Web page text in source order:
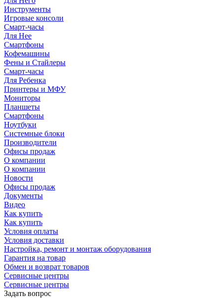
Инструменты
Игровые консоли
Смарт-часы
Для Нее
Смартфоны
Кофемашины
Фены и Стайлеры
Смарт-часы
Для Ребенка
Принтеры и МФУ
Мониторы
Планшеты
Смартфоны
Ноутбуки
Системные блоки
Производители
Офисы продаж
О компании
О компании
Новости
Офисы продаж
Документы
Видео
Как купить
Как купить
Условия оплаты
Условия доставки
Настройка, ремонт и монтаж оборудования
Гарантия на товар
Обмен и возврат товаров
Сервисные центры
Сервисные центры
Задать вопрос